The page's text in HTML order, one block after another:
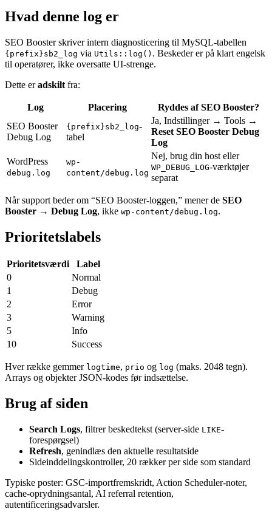
Hvad denne log er
SEO Booster skriver intern diagnosticering til MySQL-tabellen
{prefix}sb2_log via Utils::log() . Beskeder er på klart engelsk
til operatører, ikke oversatte UI-strenge.
Dette eradskilt fra:
Log Placering
Ryddes af SEO Booster?
SEO Booster
Debug Log
{prefix}sb2_log-
tabel
Ja, Indstillinger → Tools →
Reset SEO Booster Debug
Log
WordPress
debug.log
wp-
content/debug.log
Nej, brug din host eller
WP_DEBUG_LOG-værktøjer
separat
Når support beder om “SEO Booster-loggen,” mener de SEO
Booster → Debug Log, ikke wp-content/debug.log.
Prioritetslabels
Prioritetsværdi
Label
0
Normal
1
Debug
2
Error
3
Warning
5
Info
10
Success
Hver række gemmer logtime, prio og log (maks. 2048 tegn).
Arrays og objekter JSON-kodes før indsættelse.
Brug af siden
Search Logs, filtrer beskedtekst (server-side LIKE-
forespørgsel)
Refresh, genindlæs den aktuelle resultatside
Sideinddelingskontroller, 20 rækker per side som standard
Typiske poster: GSC-importfremskridt, Action Scheduler-noter,
cache-oprydningsantal, AI referral retention,
autentificeringsadvarsler.